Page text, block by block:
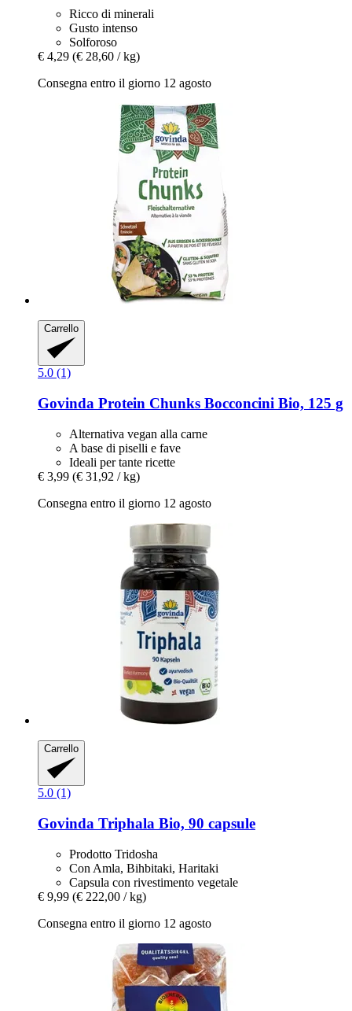
Ricco di minerali
Gusto intenso
Solforoso
€ 4,29 (€ 28,60 / kg)
Consegna entro il giorno 12 agosto
Carrello
5.0 (1)
Govinda Protein Chunks Bocconcini Bio, 125 g
Alternativa vegan alla carne
A base di piselli e fave
Ideali per tante ricette
€ 3,99 (€ 31,92 / kg)
Consegna entro il giorno 12 agosto
Carrello
5.0 (1)
Govinda Triphala Bio, 90 capsule
Prodotto Tridosha
Con Amla, Bihbitaki, Haritaki
Capsula con rivestimento vegetale
€ 9,99 (€ 222,00 / kg)
Consegna entro il giorno 12 agosto